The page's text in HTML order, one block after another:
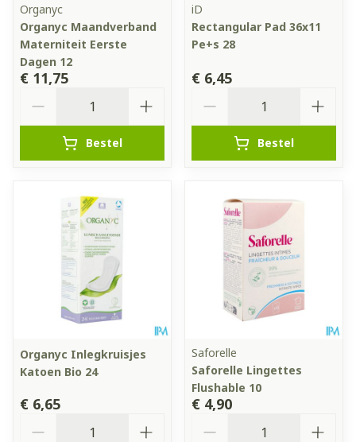
Organyc
Organyc Maandverband
Materniteit Eerste
Dagen 12
€ 11,75
Bestel
iD
Rectangular Pad 36x11
Pe+s 28
€ 6,45
Bestel
Organyc Inlegkruisjes
Katoen Bio 24
€ 6,65
Saforelle
Saforelle Lingettes
Flushable 10
€ 4,90